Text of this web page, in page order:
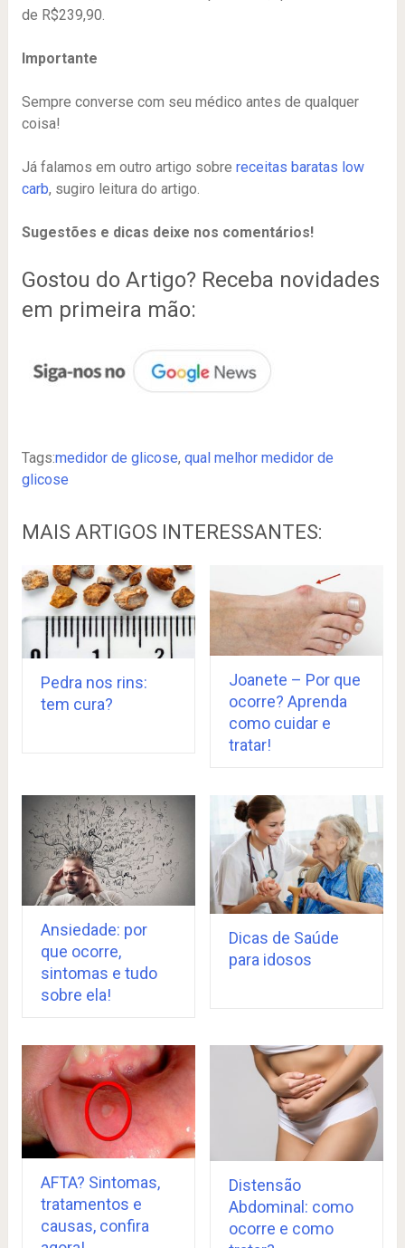
de R$239,90.
Importante
Sempre converse com seu médico antes de qualquer
coisa!
Já falamos em outro artigo sobre receitas baratas low
carb, sugiro leitura do artigo.
Sugestões e dicas deixe nos comentários!
Gostou do Artigo? Receba novidades
em primeira mão:
Tags:medidor de glicose, qual melhor medidor de
glicose
MAIS ARTIGOS INTERESSANTES:
Pedra nos rins:
tem cura?
Joanete – Por que
ocorre? Aprenda
como cuidar e
tratar!
Ansiedade: por
que ocorre,
sintomas e tudo
sobre ela!
Dicas de Saúde
para idosos
AFTA? Sintomas,
tratamentos e
causas, confira
Distensão
Abdominal: como
ocorre e como